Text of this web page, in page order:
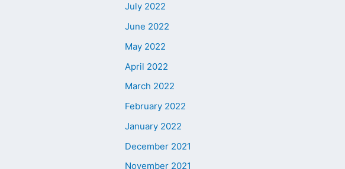
July 2022
June 2022
May 2022
April 2022
March 2022
February 2022
January 2022
December 2021
November 2021